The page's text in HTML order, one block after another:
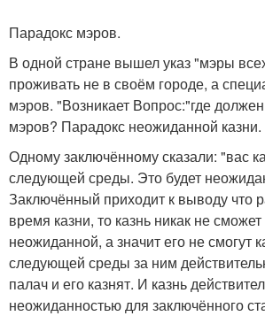
Парадокс мэров.
В одной стране вышел указ "мэры
проживать не в своём городе, а
мэров. "Возникает Вопрос:"где
мэров? Парадокс неожиданной казни.
Одному заключённому сказали: "вас
следующей среды. Это будет
Заключённый приходит к выводу что
время казни, то казнь никак не сможет
неожиданной, а значит его не смогут
следующей среды за ним
палач и его казнят. И казнь
неожиданностью для заключённого